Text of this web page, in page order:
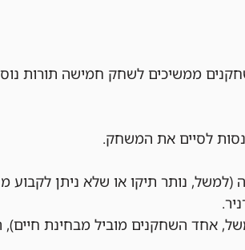
ממשיכים לשחק חמישה תורות
לסיים את המשחק.
נותר תיקו או שלא ניתן לקבוע
אחד השחקנים מוביל מבחינת